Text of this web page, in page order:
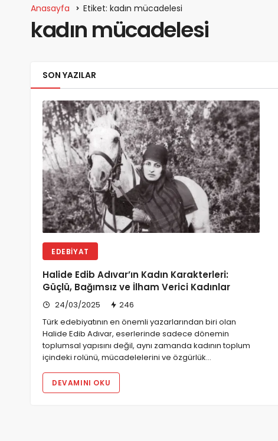
Anasayfa Etiket: kadın mücadelesi
kadın mücadelesi
SON YAZILAR
EDEBIYAT
Halide Edib Adıvar’ın Kadın Karakterleri:
Güçlü, Bağımsız ve İlham Verici Kadınlar
24/03/2025
246
Türk edebiyatının en önemli yazarlarından biri olan
Halide Edib Adıvar, eserlerinde sadece dönemin
toplumsal yapısını değil, aynı zamanda kadının toplum
içindeki rolünü, mücadelelerini ve özgürlük…
DEVAMINI OKU